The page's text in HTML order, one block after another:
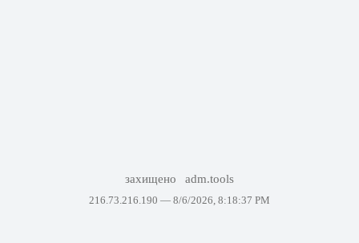
захищено adm.tools
216.73.216.190 — 8/6/2026, 8:18:37 PM